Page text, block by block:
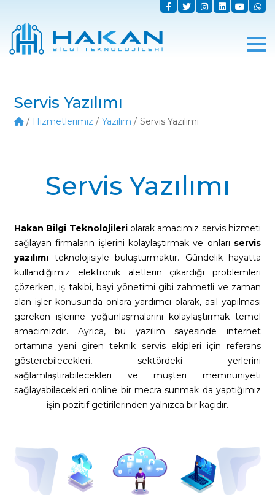
Servis Yazılımı
Hizmetlerimiz Yazılım Servis Yazılımı
Servis Yazılımı
Hakan Bilgi Teknolojileriolarak amacımız servis hizmeti
sağlayan firmaların işlerini kolaylaştırmak ve onları servis
yazılımı teknolojisiyle buluşturmaktır. Gündelik hayatta
kullandığımız elektronik aletlerin çıkardığı problemleri
çözerken, iş takibi, bayi yönetimi gibi zahmetli ve zaman
alan işler konusunda onlara yardımcı olarak, asıl yapılması
gereken işlerine yoğunlaşmalarını kolaylaştırmak temel
amacımızdır. Ayrıca, bu yazılım sayesinde internet
ortamına yeni giren teknik servis ekipleri için referans
gösterebilecekleri, sektördeki yerlerini
sağlamlaştırabilecekleri ve müşteri memnuniyeti
sağlayabilecekleri online bir mecra sunmak da yaptığımız
işin pozitif getirilerinden yalnızca bir kaçıdır.